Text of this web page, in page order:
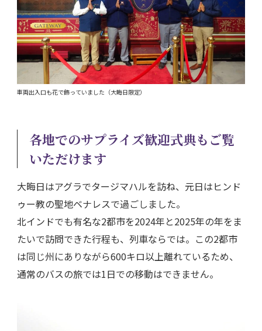
車両出入口も花で飾っていました（大晦日限定）
各地でのサプライズ歓迎式典もご覧
いただけます
大晦日はアグラでタージマハルを訪ね、元日はヒンド
ゥー教の聖地ベナレスで過ごしました。
北インドでも有名な2都市を2024年と2025年の年をま
たいで訪問できた行程も、列車ならでは。この2都市
は同じ州にありながら600キロ以上離れているため、
通常のバスの旅では1日での移動はできません。